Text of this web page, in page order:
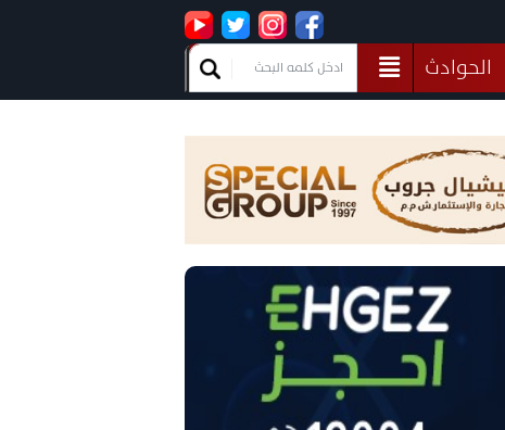
الحوادث